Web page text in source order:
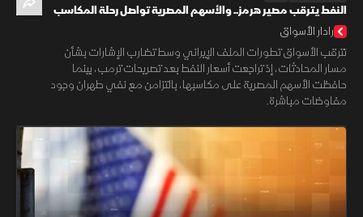
النفط يترقب مصير هرمز.. والأسهم المصرية تواصل رحلة المكاسب
رادار الأسواق
تترقب الأسواق تطورات الملف الإيراني وسط تضارب الإشارات بشأن
مسار المحادثات، إذ تراجعت أسعار النفط بعد تصريحات ترمب، بينما
حافظت الأسهم المصرية على مكاسبها، بالتزامن مع نفي طهران وجود
مفاوضات مباشرة.